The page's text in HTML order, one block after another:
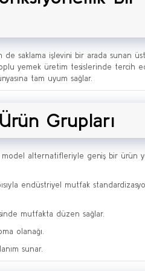
saklama işlevini bir arada sunan
yemek üretim tesislerinde tercih
tam uyum sağlar.
Grupları
model alternatifleriyle geniş bir ürün
endüstriyel mutfak
mutfakta düzen sağlar.
olanağı.
sunar.